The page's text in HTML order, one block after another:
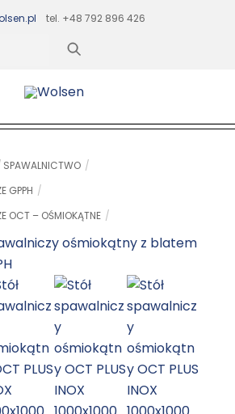
tel. +48 792 896 426
SPAWALNICTWO
GPPH
OCT – OŚMIOKĄTNE